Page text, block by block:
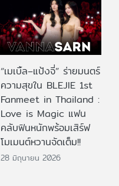
“เมเบิ้ล–แป้งจี่” ร่ายมนตร์
ความสุขใน BLEJIE 1st
Fanmeet in Thailand :
Love is Magic แฟน
คลับฟินหนักพร้อมเสิร์ฟ
โมเมนต์หวานจัดเต็ม!!
28 มิถุนายน 2026